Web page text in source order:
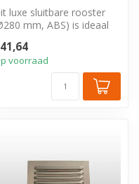
luxe sluitbare rooster
mm, ABS) is ideaal
voorraad